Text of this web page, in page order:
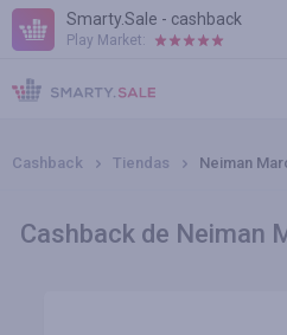
Smarty.Sale - cashback
Play Market:
AYUDA
TÉRMINOS DE USO
Cashback Tiendas Neiman
Cashback de Neiman